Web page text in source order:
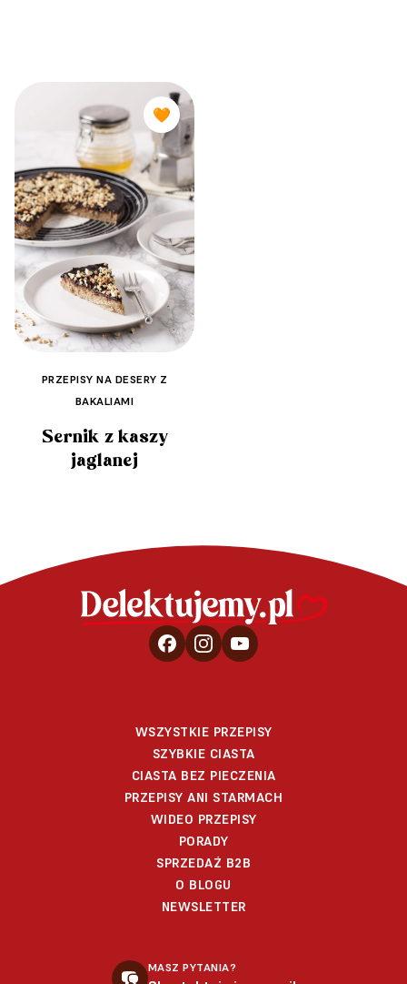
🧡
PRZEPISY NA DESERY Z
BAKALIAMI
Sernik z kaszy
jaglanej
WSZYSTKIE PRZEPISY
SZYBKIE CIASTA
CIASTA BEZ PIECZENIA
PRZEPISY ANI STARMACH
WIDEO PRZEPISY
PORADY
SPRZEDAŻ B2B
O BLOGU
NEWSLETTER
MASZ PYTANIA?